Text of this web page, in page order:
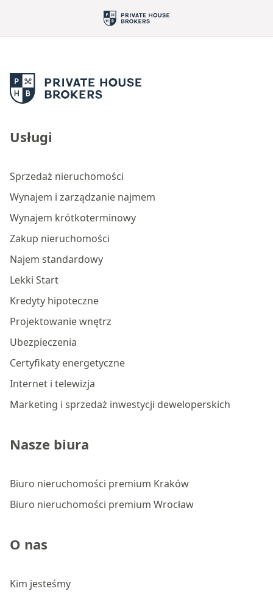
Usługi
Sprzedaż nieruchomości
Wynajem i zarządzanie najmem
Wynajem krótkoterminowy
Zakup nieruchomości
Najem standardowy
Lekki Start
Kredyty hipoteczne
Projektowanie wnętrz
Ubezpieczenia
Certyfikaty energetyczne
Internet i telewizja
Marketing i sprzedaż inwestycji deweloperskich
Nasze biura
Biuro nieruchomości premium Kraków
Biuro nieruchomości premium Wrocław
O nas
Kim jesteśmy